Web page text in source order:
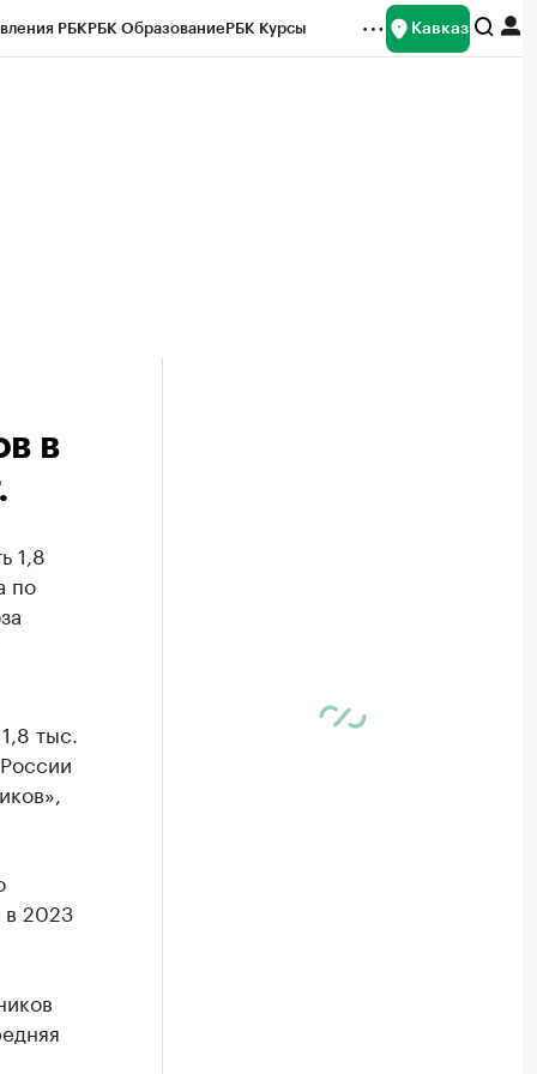
РБКРБК ОбразованиеРБК Курсы Кавказ
в
1,8
по
тыс.
в 2023